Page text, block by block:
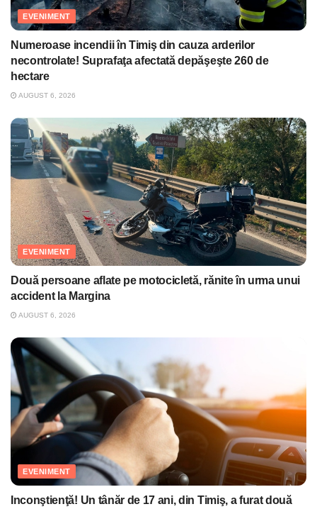
EVENIMENT
Numeroase incendii în Timiş din cauza arderilor
necontrolate! Suprafaţa afectată depăşeşte 260 de
hectare
AUGUST 6, 2026
EVENIMENT
Două persoane aflate pe motocicletă, rănite în urma unui
accident la Margina
AUGUST 6, 2026
EVENIMENT
Inconştienţă! Un tânăr de 17 ani, din Timiş, a furat două